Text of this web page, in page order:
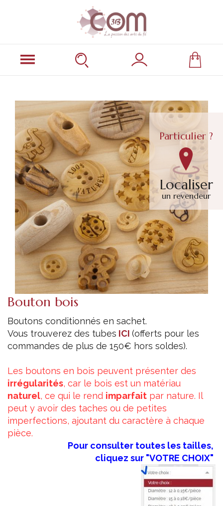
Particulier ?
Localiser
un revendeur
Bouton bois
Boutons conditionnés en sachet.
Vous trouverez des tubes ICI (offerts pour les
commandes de plus de 150€ hors soldes).
Les boutons en bois peuvent présenter des
irrégularités, car le bois est un matériau
naturel, ce qui le rend imparfait par nature. Il
peut y avoir des taches ou de petites
imperfections, ajoutant du caractère à chaque
pièce.
Pour consulter toutes les tailles,
cliquez sur "VOTRE CHOIX"